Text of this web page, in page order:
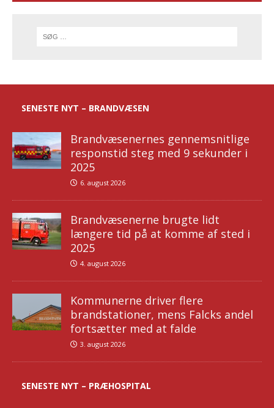
SENESTE NYT – BRANDVÆSEN
Brandvæsenernes gennemsnitlige
responstid steg med 9 sekunder i
2025
6. august 2026
Brandvæsenerne brugte lidt
længere tid på at komme af sted i
2025
4. august 2026
Kommunerne driver flere
brandstationer, mens Falcks andel
fortsætter med at falde
3. august 2026
SENESTE NYT – PRÆHOSPITAL